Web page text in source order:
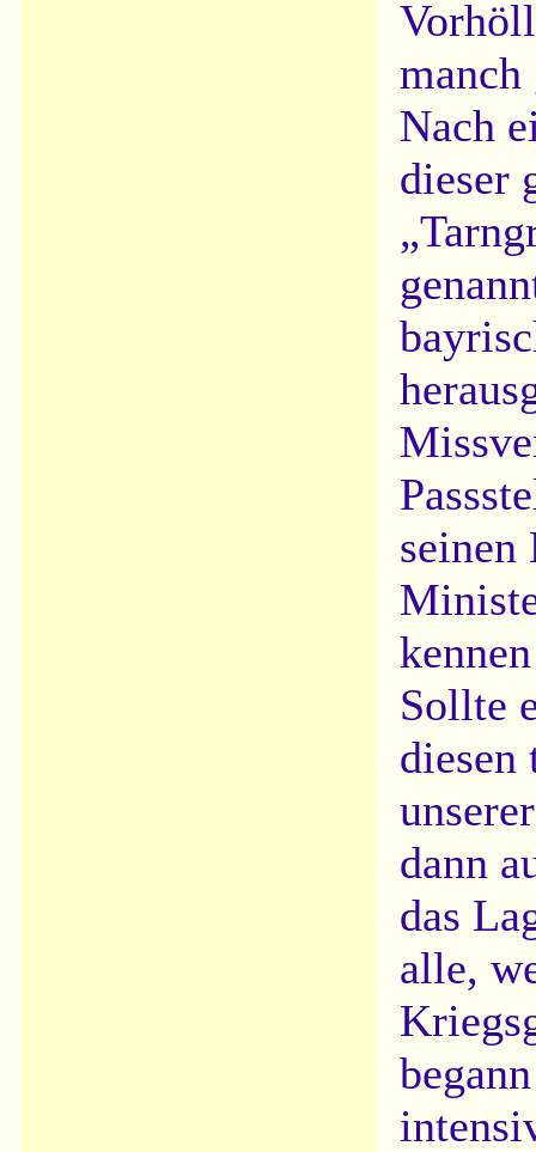
manch
Nach
dieser
seinen
Sollte
diesen
dann
das
alle,